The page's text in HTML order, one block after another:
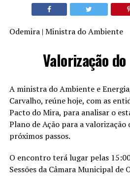
Odemira | Ministra do Ambiente
Valorização
A ministra do Ambiente e
Carvalho, reúne hoje, com as
Pacto do Mira, para analisar o
Plano de Ação para a
próximos passos.
O encontro terá lugar pelas
Sessões da Câmara Municipal de